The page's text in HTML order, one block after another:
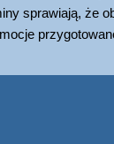
sprawiają, że